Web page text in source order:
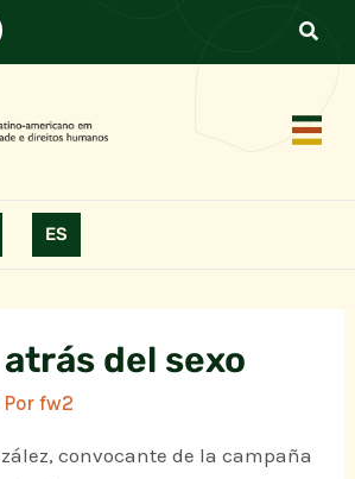
ES
del sexo
fw2
convocante de la campaña